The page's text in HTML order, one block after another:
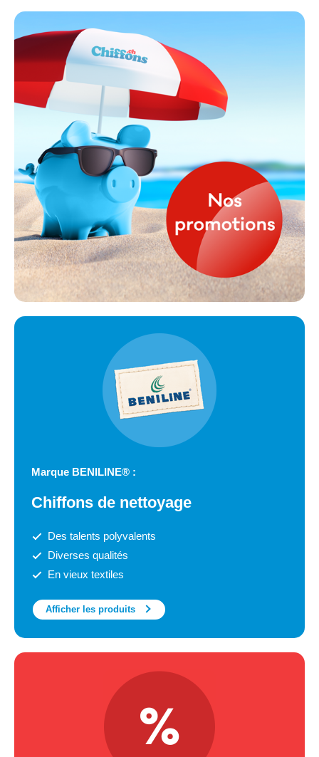
Marque BENILINE® :
Chiffons de nettoyage
Des talents polyvalents
Diverses qualités
En vieux textiles
Afficher les produits